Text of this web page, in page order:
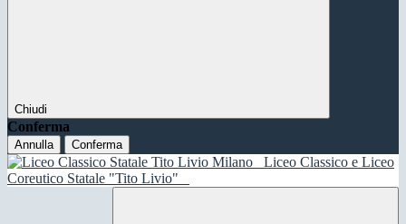
Chiudi
Conferma
Annulla Conferma
Liceo Classico e Liceo
Coreutico Statale "Tito Livio"